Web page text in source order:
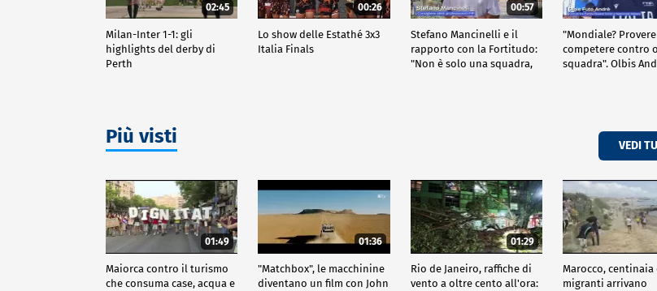
02:45
Milan-Inter 1-1: gli
highlights del derby di
Perth
00:26
Lo show delle Estathé 3x3
Italia Finals
00:57
Stefano Mancinelli e il
rapporto con la Fortitudo:
"Non è solo una squadra,
"Mondiale?
competere contro
squadra". Olbis
Più visti VEDI
01:49
Maiorca contro il turismo
che consuma case, acqua e
01:36
"Matchbox", le macchinine
diventano un film con John
01:29
Rio de Janeiro, raffiche di
vento a oltre cento all'ora:
Marocco, centinaia
migranti arrivano